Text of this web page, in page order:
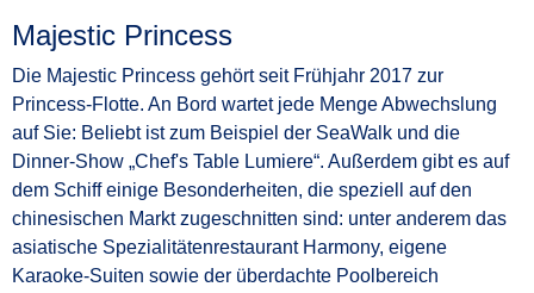
Majestic Princess
Die Majestic Princess gehört seit Frühjahr 2017 zur
Princess-Flotte. An Bord wartet jede Menge Abwechslung
auf Sie: Beliebt ist zum Beispiel der SeaWalk und die
Dinner-Show „Chef's Table Lumiere“. Außerdem gibt es auf
dem Schiff einige Besonderheiten, die speziell auf den
chinesischen Markt zugeschnitten sind: unter anderem das
asiatische Spezialitätenrestaurant Harmony, eigene
Karaoke-Suiten sowie der überdachte Poolbereich